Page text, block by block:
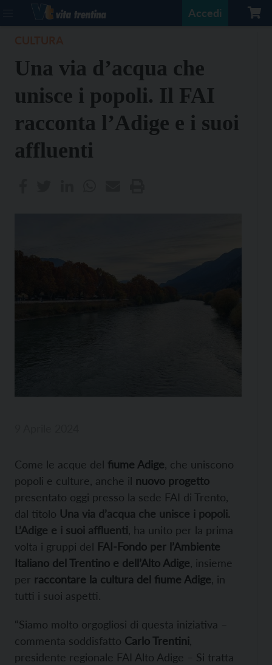
Accedi
Una via d’acqua che
unisce i popoli. Il FAI
racconta l’Adige e i suoi
affluenti
Come le acque del fiume Adige , che uniscono
popoli e culture, anche il nuovo progetto
presentato oggi presso la sede FAI di Trento,
dal titolo Una via d’acqua che unisce i popoli.
L’Adige e i suoi affluenti , ha unito per la prima
volta i gruppi del FAI-Fondo per l’Ambiente
Italiano del Trentino e dell’Alto Adige , insieme
per raccontare la cultura del fiume Adige , in
tutti i suoi aspetti.
“Siamo molto orgogliosi di questa iniziativa –
commenta soddisfatto Carlo Trentini
presidente regionale FAI Alto Adige – Si tratta